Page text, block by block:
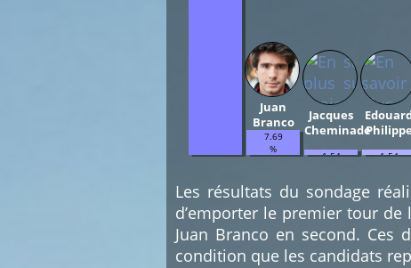
Juan
Branco
7.69
%
(5)
Jacques
Cheminade
1.54
Philippe
1.54
Les résultats du sondage
d’emporter le premier tour
Juan Branco en second.
condition que les candidats